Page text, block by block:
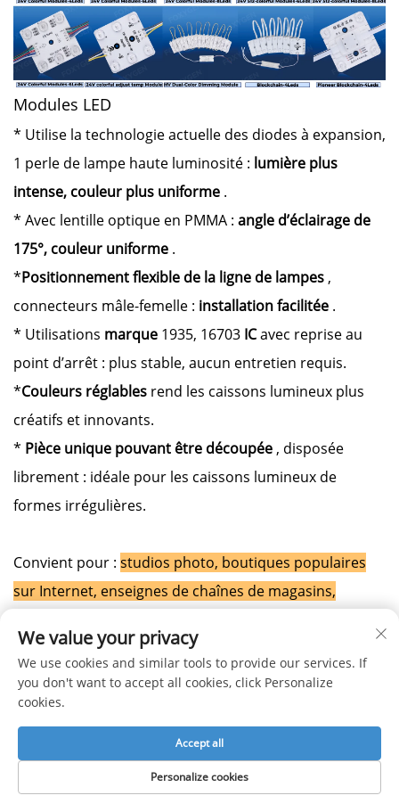
Modules LED
* Utilise la technologie actuelle des diodes à expansion,
1 perle de lampe haute luminosité : lumière plus
intense, couleur plus uniforme .
* Avec lentille optique en PMMA : angle d’éclairage de
175°, couleur uniforme .
*Positionnement flexible de la ligne de lampes,
connecteurs mâle-femelle : installation facilitée .
* Utilisations marque 1935, 16703 ICavec reprise au
point d’arrêt : plus stable, aucun entretien requis.
*Couleurs réglables rend les caissons lumineux plus
créatifs et innovants.
* Pièce unique pouvant être découpée, disposée
librement : idéale pour les caissons lumineux de
formes irrégulières.
Convient pour : studios photo, boutiques populaires
sur Internet, enseignes de chaînes de magasins,
bâtiments de bureaux, salles de réunion, bâtiments
scolaires, etc.
Conseil : Les différents produits possèdent des
caractéristiques et des fonctions variées. Les
informations ci-dessus ne décrivent pas l’ensemble des
We value your privacy
We use cookies and similar tools to provide our services. If
you don't want to accept all cookies, click Personalize
cookies.
Personalize cookies
Accept all